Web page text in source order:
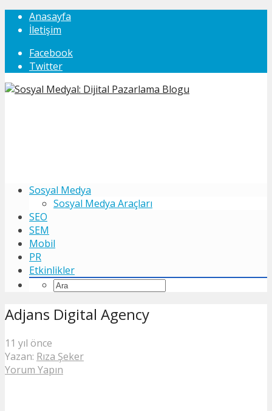
Anasayfa
İletişim
Facebook
Twitter
Sosyal Medya
Sosyal Medya Araçları
SEO
SEM
Mobil
PR
Etkinlikler
Adjans Digital Agency
11 yıl önce
Yazan: Rıza Şeker
Yorum Yapın